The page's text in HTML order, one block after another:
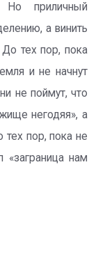
Но приличный
а винить
тех пор, пока
и не начнут
не поймут, что
негодяя», а
пор, пока не
«заграница нам